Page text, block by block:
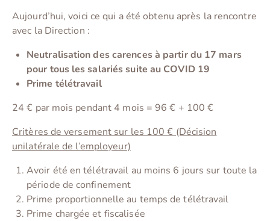
Aujourd’hui, voici ce qui a été obtenu après la rencontre
avec la Direction :
Neutralisation des carences à partir du 17 mars
pour tous les salariés suite au COVID 19
Prime télétravail
24 € par mois pendant 4 mois = 96 € + 100 €
Critères de versement sur les 100 € (Décision
unilatérale de l’employeur)
Avoir été en télétravail au moins 6 jours sur toute la
période de confinement
Prime proportionnelle au temps de télétravail
Prime chargée et fiscalisée